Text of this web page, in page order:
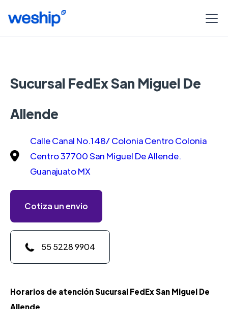
Sucursal FedEx San Miguel De
Allende
Calle Canal No.148/ Colonia Centro Colonia
Centro 37700 San Miguel De Allende.
Guanajuato MX
Cotiza un envio
55 5228 9904
Horarios de atención Sucursal FedEx San Miguel De
Allende